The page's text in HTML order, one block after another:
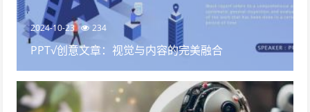
2024-10-23 234
PPT√创意文章：视觉与内容的完美融合